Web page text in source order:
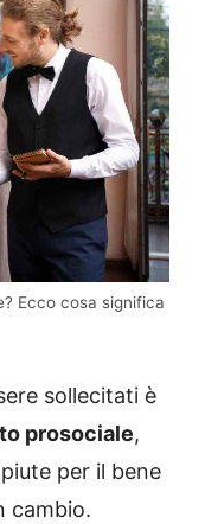
Ecco cosa significa
sollecitati è
prosociale,
per il bene
cambio.